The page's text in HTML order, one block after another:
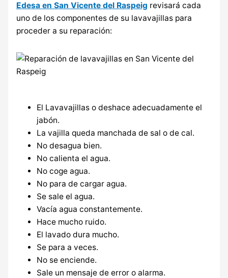
Edesa en San Vicente del Raspeig revisará cada
uno de los componentes de su lavavajillas para
proceder a su reparación:
El Lavavajillas o deshace adecuadamente el
jabón.
La vajilla queda manchada de sal o de cal.
No desagua bien.
No calienta el agua.
No coge agua.
No para de cargar agua.
Se sale el agua.
Vacía agua constantemente.
Hace mucho ruido.
El lavado dura mucho.
Se para a veces.
No se enciende.
Sale un mensaje de error o alarma.